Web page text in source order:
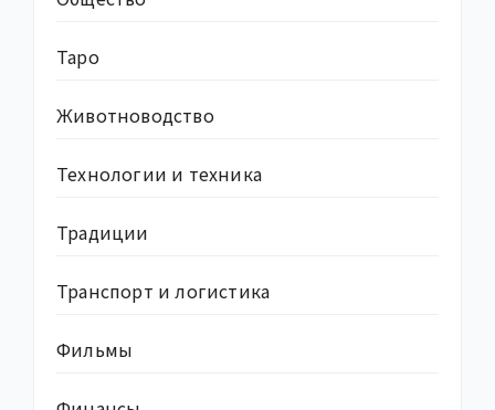
Таро
Животноводство
Технологии и техника
Традиции
Транспорт и логистика
Фильмы